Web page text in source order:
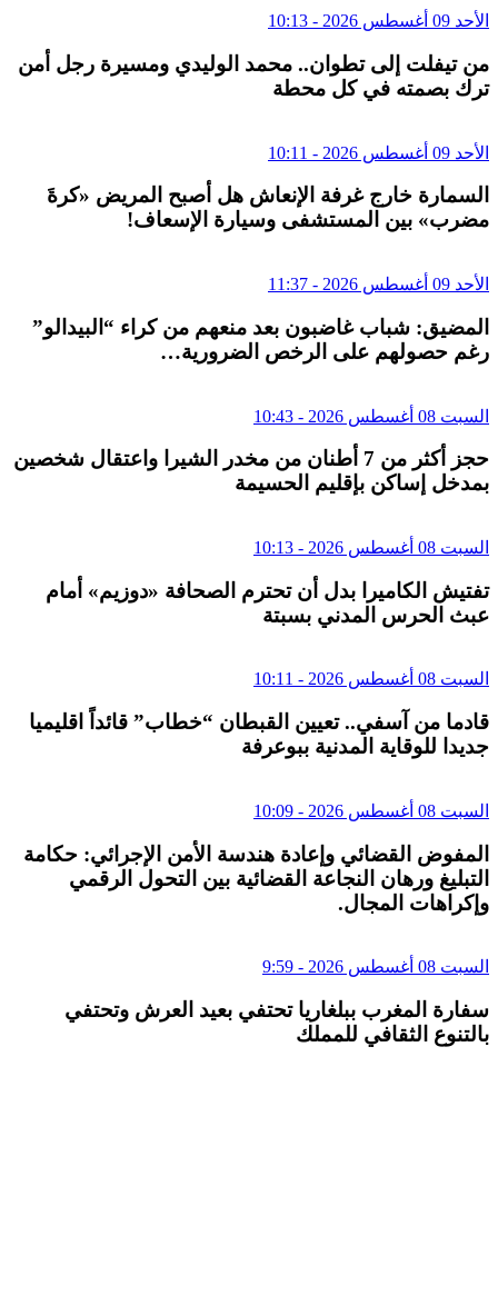
الأحد 09 أغسطس 2026 - 10:13
من تيفلت إلى تطوان.. محمد الوليدي ومسيرة رجل أمن
ترك بصمته في كل محطة
الأحد 09 أغسطس 2026 - 10:11
السمارة خارج غرفة الإنعاش هل أصبح المريض «كرةَ
مضرب» بين المستشفى وسيارة الإسعاف!
الأحد 09 أغسطس 2026 - 11:37
المضيق: شباب غاضبون بعد منعهم من كراء “البيدالو”
رغم حصولهم على الرخص الضرورية…
السبت 08 أغسطس 2026 - 10:43
حجز أكثر من 7 أطنان من مخدر الشيرا واعتقال شخصين
بمدخل إساكن بإقليم الحسيمة
السبت 08 أغسطس 2026 - 10:13
تفتيش الكاميرا بدل أن تحترم الصحافة «دوزيم» أمام
عبث الحرس المدني بسبتة
السبت 08 أغسطس 2026 - 10:11
قادما من آسفي.. تعيين القبطان “خطاب” قائداً اقليميا
جديدا للوقاية المدنية ببوعرفة
السبت 08 أغسطس 2026 - 10:09
المفوض القضائي وإعادة هندسة الأمن الإجرائي: حكامة
التبليغ ورهان النجاعة القضائية بين التحول الرقمي
وإكراهات المجال.
السبت 08 أغسطس 2026 - 9:59
سفارة المغرب ببلغاريا تحتفي بعيد العرش وتحتفي
بالتنوع الثقافي للمملك